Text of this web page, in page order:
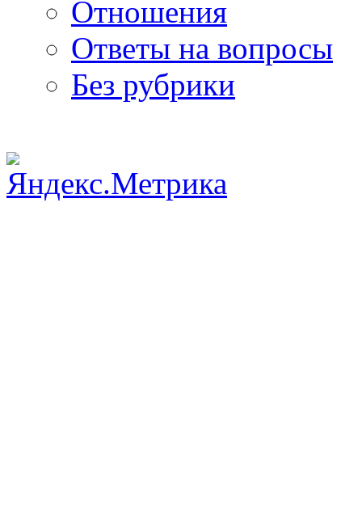
Отношения
Ответы на вопросы
Без рубрики